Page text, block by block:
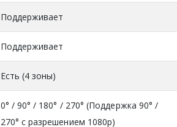
Поддерживает
Поддерживает
Есть (4 зоны)
0° / 90° / 180° / 270° (Поддержка 90° /
270° с разрешением 1080p)